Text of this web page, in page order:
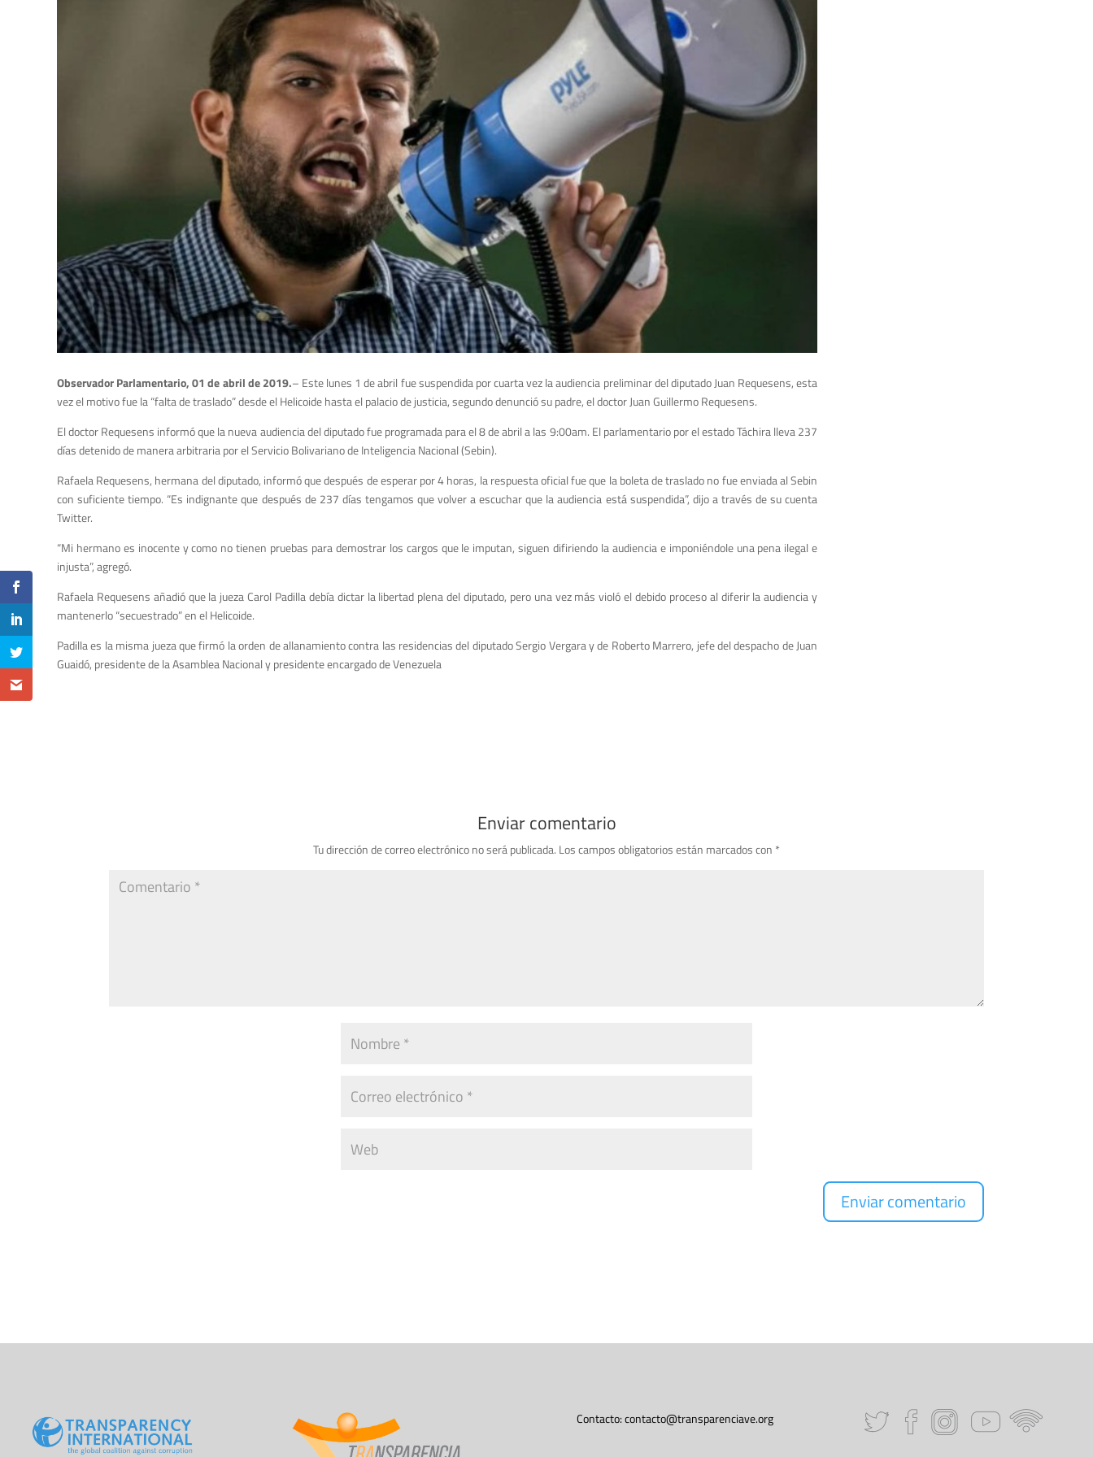
Observador Parlamentario, 01 de abril de 2019.– Este lunes 1 de abril fue suspendida por cuarta vez la audiencia preliminar del diputado Juan Requesens, esta
vez el motivo fue la “falta de traslado” desde el Helicoide hasta el palacio de justicia, segundo denunció su padre, el doctor Juan Guillermo Requesens.
El doctor Requesens informó que la nueva audiencia del diputado fue programada para el 8 de abril a las 9:00am. El parlamentario por el estado Táchira lleva 237
días detenido de manera arbitraria por elServicio Bolivariano de Inteligencia Nacional (Sebin).
Rafaela Requesens, hermana del diputado, informó que después de esperar por 4 horas, la respuesta oficial fue que la boleta de traslado no fue enviada al Sebin
con suficiente tiempo. “Es indignante que después de 237 días tengamos que volver a escuchar que la audiencia está suspendida”, dijoa través de su cuenta
Twitter.
“Mi hermano es inocente y como no tienen pruebas para demostrar los cargos que le imputan, siguen difiriendo la audiencia e imponiéndole una pena ilegal e
injusta”, agregó.
Rafaela Requesens añadió que la jueza Carol Padilla debía dictar la libertad plena del diputado, pero una vez más violó el debido proceso al diferir la audiencia y
mantenerlo “secuestrado” en el Helicoide.
Padilla es la misma jueza que firmó la orden de allanamiento contra las residencias del diputado Sergio Vergara y de Roberto Marrero, jefe del despacho de Juan
Guaidó, presidente de la Asamblea Nacional y presidente encargado de Venezuela
Enviar comentario
Tu dirección de correo electrónico no será publicada. Los campos obligatorios están marcados con *
Contacto:contacto@transparenciave.org